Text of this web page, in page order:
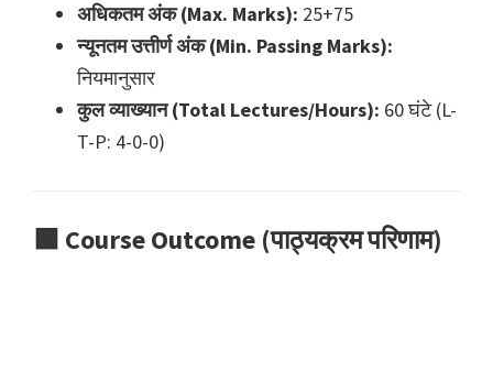
अधिकतम अंक (Max. Marks): 25+75
न्यूनतम उत्तीर्ण अंक (Min. Passing Marks):
नियमानुसार
कुल व्याख्यान (Total Lectures/Hours): 60 घंटे (L-
T-P: 4-0-0)
🟩 Course Outcome (पाठ्यक्रम परिणाम)